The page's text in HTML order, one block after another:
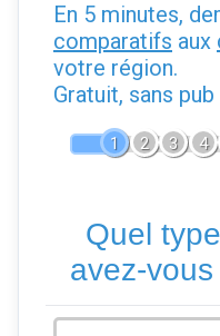
En 5 minutes,
comparatifs aux
votre région.
Gratuit, sans
1 2 3 4
Quel
avez-